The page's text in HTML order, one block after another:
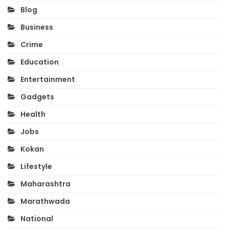
Blog
Business
Crime
Education
Entertainment
Gadgets
Health
Jobs
Kokan
Lifestyle
Maharashtra
Marathwada
National